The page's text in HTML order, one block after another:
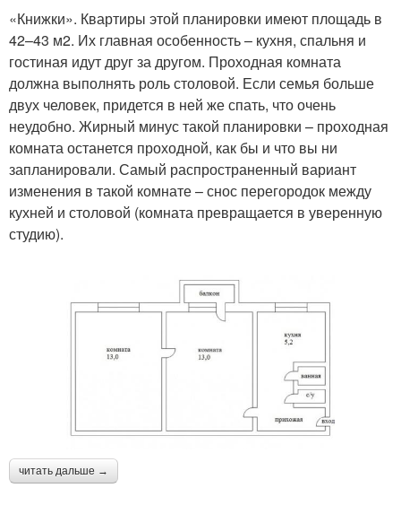
«Книжки». Квартиры этой планировки имеют площадь в
42–43 м2. Их главная особенность – кухня, спальня и
гостиная идут друг за другом. Проходная комната
должна выполнять роль столовой. Если семья больше
двух человек, придется в ней же спать, что очень
неудобно. Жирный минус такой планировки – проходная
комната останется проходной, как бы и что вы ни
запланировали. Самый распространенный вариант
изменения в такой комнате – снос перегородок между
кухней и столовой (комната превращается в уверенную
студию).
читать дальше →